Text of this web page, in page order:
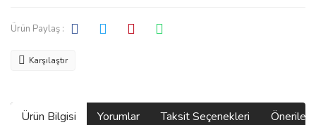
Ürün Paylaş :
Karşılaştır
Ürün Bilgisi Yorumlar Taksit Seçenekleri